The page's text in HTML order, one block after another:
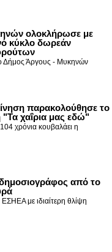
ολοκλήρωσε με
κύκλο δωρεάν
ο Δήμος Άργους - Μυκηνών
παρακολούθησε το
χαΐρια μας εδώ"
χρόνια κουβαλάει η
από το
με ιδιαίτερη θλίψη